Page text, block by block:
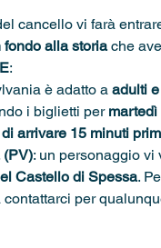
cancello vi farà
fondo alla storia che
:
è adatto a adulti
i biglietti per martedì
arrivare 15 minuti
(PV): un personaggio vi
Castello di Spessa.
contattarci per